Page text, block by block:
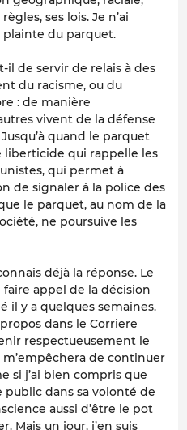
ses lois. Je n’ai
du parquet.
il de servir de relais à des
du racisme, ou du
: de manière
vivent de la défense
quand le parquet
qui rappelle les
qui permet à
de signaler à la police des
le parquet, au nom de la
ne poursuive les
déjà la réponse. Le
faire appel de la décision
il y a quelques semaines.
dans le Corriere
respectueusement le
de continuer
si j’ai bien compris que
public dans sa volonté de
aussi d’être le pot
Mais un jour, j’en suis